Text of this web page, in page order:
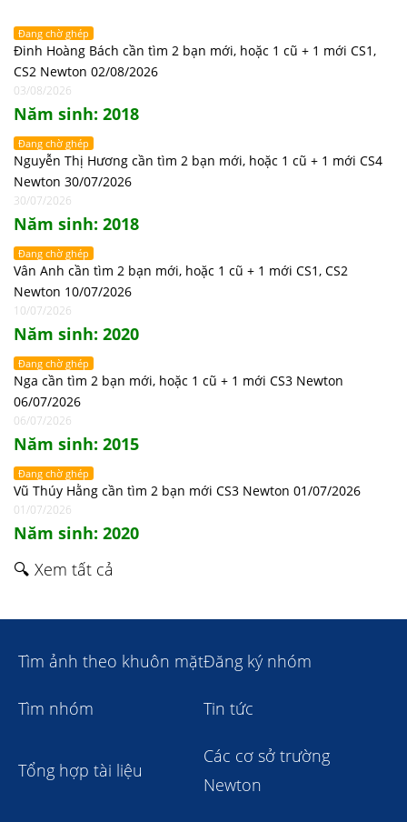
Đang chờ ghép
Đinh Hoàng Bách cần tìm 2 bạn mới, hoặc 1 cũ + 1 mới CS1,
CS2 Newton 02/08/2026
03/08/2026
Năm sinh: 2018
Đang chờ ghép
Nguyễn Thị Hương cần tìm 2 bạn mới, hoặc 1 cũ + 1 mới CS4
Newton 30/07/2026
30/07/2026
Năm sinh: 2018
Đang chờ ghép
Vân Anh cần tìm 2 bạn mới, hoặc 1 cũ + 1 mới CS1, CS2
Newton 10/07/2026
10/07/2026
Năm sinh: 2020
Đang chờ ghép
Nga cần tìm 2 bạn mới, hoặc 1 cũ + 1 mới CS3 Newton
06/07/2026
06/07/2026
Năm sinh: 2015
Đang chờ ghép
Vũ Thúy Hằng cần tìm 2 bạn mới CS3 Newton 01/07/2026
01/07/2026
Năm sinh: 2020
🔍 Xem tất cả
Tìm ảnh theo khuôn mặtĐăng ký nhóm
Tìm nhóm Tin tức
Tổng hợp tài liệu
Các cơ sở trường
Newton